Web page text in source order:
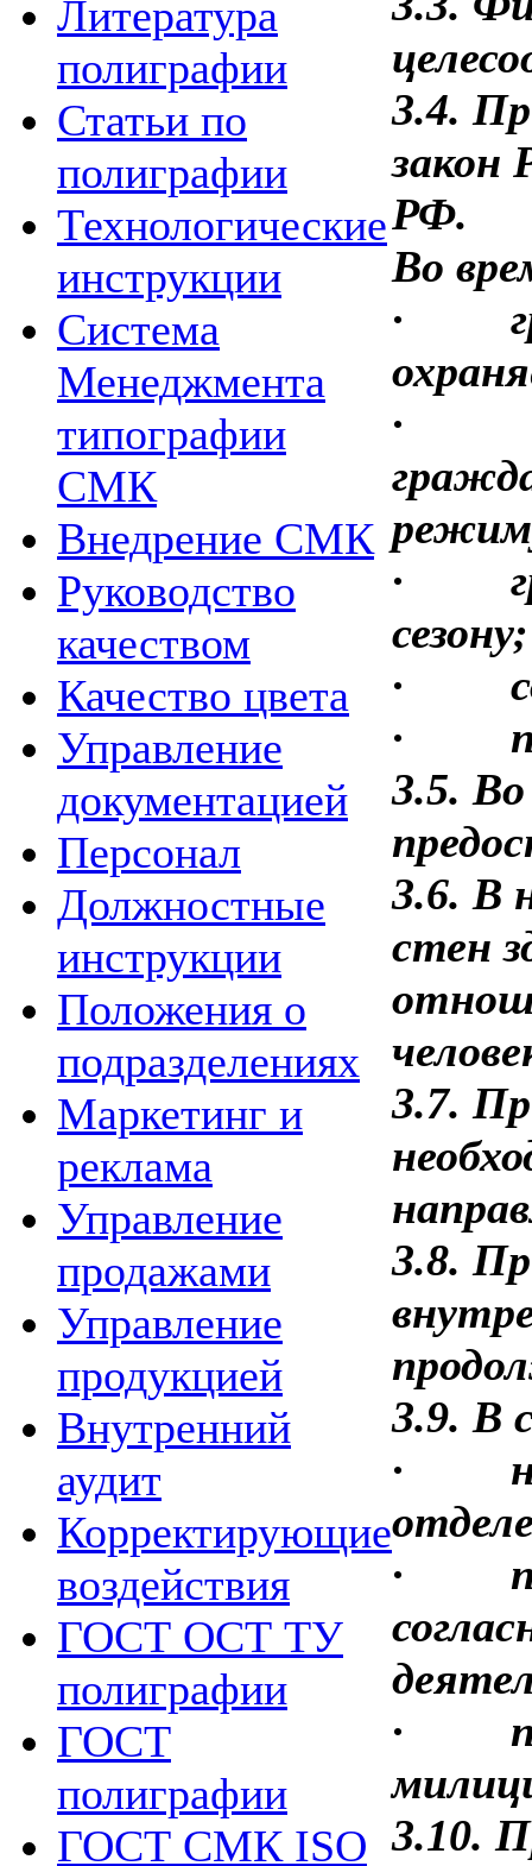
Литература
полиграфии
Статьи по
полиграфии
Технологические
инструкции
Система
Менеджмента
типографии
СМК
Внедрение СМК
Руководство
качеством
Качество цвета
Управление
документацией
Персонал
Должностные
инструкции
Положения о
подразделениях
Маркетинг и
реклама
Управление
продажами
Управление
продукцией
Внутренний
аудит
Корректирующие
воздействия
ГОСТ ОСТ ТУ
полиграфии
ГОСТ
полиграфии
ГОСТ СМК ISO
3.4.
закон
РФ.
Во
·
·
·
сезону;
·
·
3.5.
3.6. В
стен
3.7.
3.8.
3.9. В
·
·
·
3.10.